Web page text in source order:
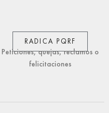
RADICA PQRF
Peticiones, quejas, reclamos o
felicitaciones